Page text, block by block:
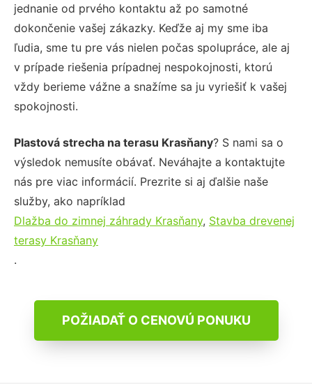
jednanie od prvého kontaktu až po samotné
dokončenie vašej zákazky. Keďže aj my sme iba
ľudia, sme tu pre vás nielen počas spolupráce, ale aj
v prípade riešenia prípadnej nespokojnosti, ktorú
vždy berieme vážne a snažíme sa ju vyriešiť k vašej
spokojnosti.
Plastová strecha na terasu Krasňany? S nami sa o
výsledok nemusíte obávať. Neváhajte a kontaktujte
nás pre viac informácií. Prezrite si aj ďalšie naše
služby, ako napríklad
Dlažba do zimnej záhrady Krasňany, Stavba drevenej
terasy Krasňany
.
POŽIADAŤ O CENOVÚ PONUKU